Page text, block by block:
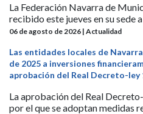
La Federación Navarra de
recibido este jueves en su sede a
06 de agosto de 2026 | Actualidad
Las entidades locales de
de 2025 a inversiones
aprobación del Real Decreto-ley
La aprobación del Real
por el que se adoptan medidas